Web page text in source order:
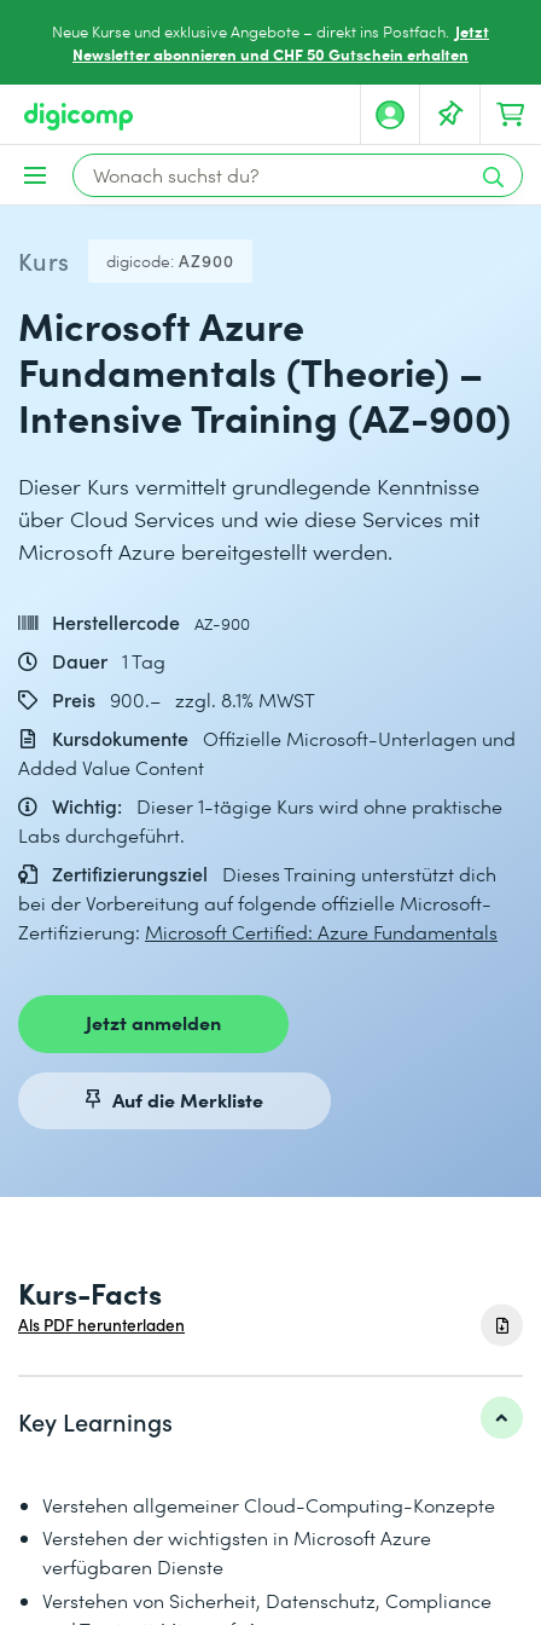
Neue Kurse und exklusive Angebote – direkt ins Postfach. Jetzt
Newsletter abonnieren und CHF 50 Gutschein erhalten
Kurs digicode: AZ900
Microsoft Azure
Fundamentals (Theorie) –
Intensive Training (AZ-900)
Dieser Kurs vermittelt grundlegende Kenntnisse
über Cloud Services und wie diese Services mit
Microsoft Azure bereitgestellt werden.
Herstellercode AZ-900
Dauer 1 Tag
Preis
900.– zzgl. 8.1% MWST
Kursdokumente Offizielle Microsoft-Unterlagen und
Added Value Content
Wichtig:
Dieser 1-tägige Kurs wird ohne praktische
Labs durchgeführt.
Zertifizierungsziel
Dieses Training unterstützt dich
bei der Vorbereitung auf folgende offizielle Microsoft-
Zertifizierung: Microsoft Certified: Azure Fundamentals
Jetzt anmelden
Auf die Merkliste
Kurs-Facts
Als PDF herunterladen
Key Learnings
Verstehen allgemeiner Cloud-Computing-Konzepte
Verstehen der wichtigsten in Microsoft Azure
verfügbaren Dienste
Verstehen von Sicherheit, Datenschutz, Compliance